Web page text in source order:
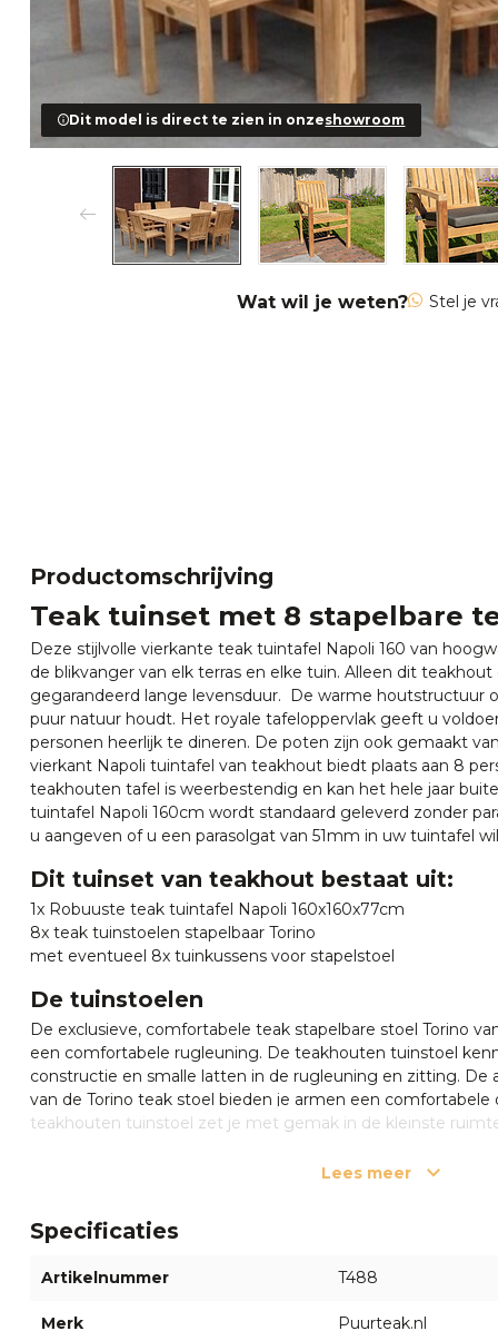
Dit model is direct te zien in onzeshowroom
Wat wil je weten? Stel je
Productomschrijving
Teak tuinset met 8 stapelbare
Deze stijlvolle vierkante teak tuintafel Napoli 160 van
de blikvanger van elk terras en elke tuin. Alleen dit
gegarandeerd lange levensduur. De warme houtstructuur
puur natuur houdt. Het royale tafeloppervlak geeft u
personen heerlijk te dineren. De poten zijn ook gemaakt
vierkant Napoli tuintafel van teakhout biedt plaats aan 8
teakhouten tafel is weerbestendig en kan het hele jaar
tuintafel Napoli 160cm wordt standaard geleverd zonder
u aangeven of u een parasolgat van 51mm in uw tuintafel
Dit tuinset van teakhout bestaat uit:
1x Robuuste teak tuintafel Napoli 160x160x77cm
8x teak tuinstoelen stapelbaar Torino
met eventueel 8x tuinkussens voor stapelstoel
De tuinstoelen
De exclusieve, comfortabele teak stapelbare stoel Torino
een comfortabele rugleuning. De teakhouten tuinstoel
constructie en smalle latten in de rugleuning en zitting. De
van de Torino teak stoel bieden je armen een comfortabele
teakhouten tuinstoel zet je met gemak in de kleinste
Alternatieven
Of wilt u extra stapelbare teak tuinstoelen bijbestellen?
Lees meer
Specificaties
Artikelnummer T488
Merk Puurteak.nl